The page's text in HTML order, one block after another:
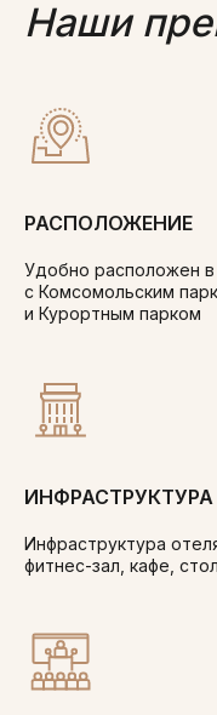
Наши
РАСПОЛОЖЕНИЕ
Удобно расположен
с Комсомольским
и Курортным парком
ИНФРАСТРУКТУРА
Инфраструктура
фитнес-зал, кафе,